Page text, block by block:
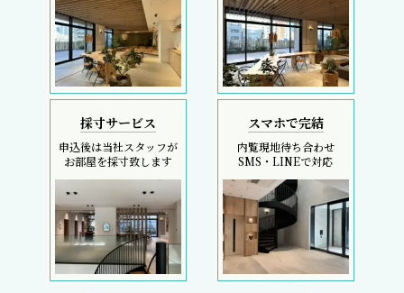
採寸サービス
申込後は当社スタッフが
お部屋を採寸致します
スマホで完結
内覧現地待ち合わせ
SMS・LINEで対応